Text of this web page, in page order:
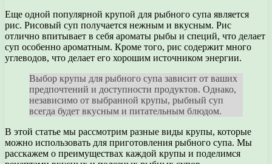
Еще одной популярной крупой для рыбного супа является
рис. Рисовый суп получается нежным и вкусным. Рис
отлично впитывает в себя ароматы рыбы и специй, что делает
суп особенно ароматным. Кроме того, рис содержит много
углеводов, что делает его хорошим источником энергии.
Выбор крупы для рыбного супа зависит от ваших
предпочтений и доступности продуктов. Однако,
независимо от выбранной крупы, рыбный суп
всегда будет вкусным и питательным блюдом.
В этой статье мы рассмотрим разные виды крупы, которые
можно использовать для приготовления рыбного супа. Мы
расскажем о преимуществах каждой крупы и поделимся